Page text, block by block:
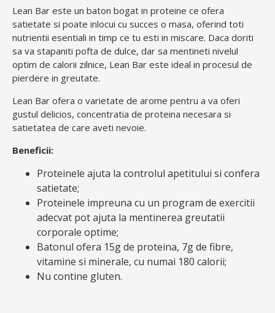
Lean Bar este un baton bogat in proteine ce ofera
satietate si poate inlocui cu succes o masa, oferind toti
nutrientii esentiali in timp ce tu esti in miscare. Daca doriti
sa va stapaniti pofta de dulce, dar sa mentineti nivelul
optim de calorii zilnice, Lean Bar este ideal in procesul de
pierdere in greutate.
Lean Bar ofera o varietate de arome pentru a va oferi
gustul delicios, concentratia de proteina necesara si
satietatea de care aveti nevoie.
Beneficii:
Proteinele ajuta la controlul apetitului si confera
satietate;
Proteinele impreuna cu un program de exercitii
adecvat pot ajuta la mentinerea greutatii
corporale optime;
Batonul ofera 15g de proteina, 7g de fibre,
vitamine si minerale, cu numai 180 calorii;
Nu contine gluten.